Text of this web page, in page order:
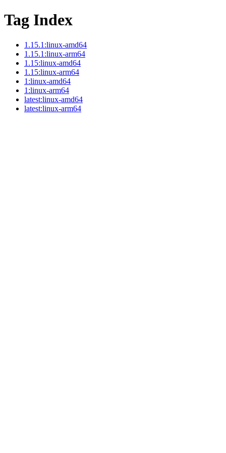
Tag Index
1.15.1:linux-amd64
1.15.1:linux-arm64
1.15:linux-amd64
1.15:linux-arm64
1:linux-amd64
1:linux-arm64
latest:linux-amd64
latest:linux-arm64